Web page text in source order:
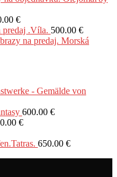
€
predaj .Víla. 500.00 €
na predaj. Morská
600.00 €
€
650.00 €